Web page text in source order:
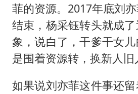
菲的资源。2017年底刘
结束，杨采钰转头就成
象，说白了，干爹干女
是围着资源转，换新人旧
如果说刘亦菲这件事还